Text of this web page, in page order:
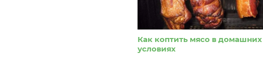
Как коптить мясо в домашних
условиях